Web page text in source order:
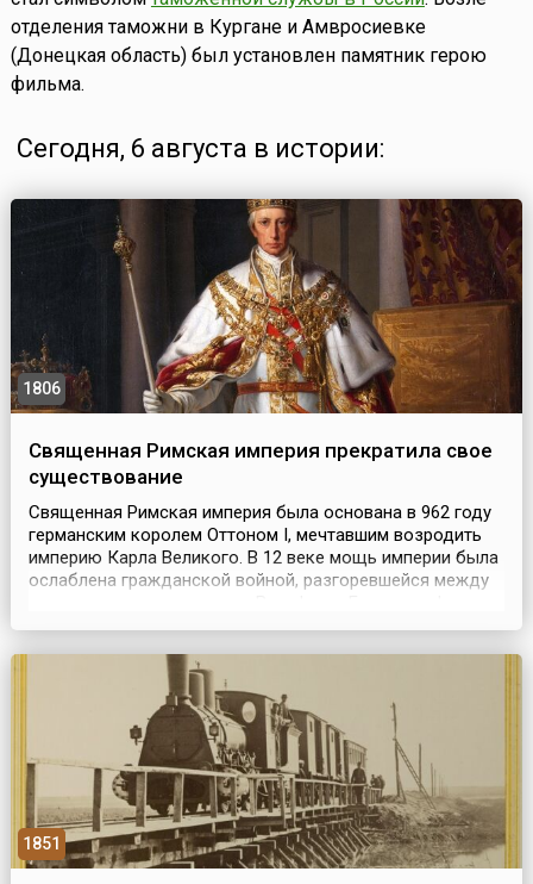
отделения таможни в Кургане и Амвросиевке
(Донецкая область) был установлен памятник герою
фильма.
Сегодня, 6 августа в истории:
1806
Священная Римская империя прекратила свое
существование
Священная Римская империя была основана в 962 году
германским королем Оттоном I, мечтавшим возродить
империю Карла Великого. В 12 веке мощь империи была
ослаблена гражданской войной, разгоревшейся между
Начиная с 1438 года императорская корона Священной
Габсбургов, которые, следуя общей тенденции, ...
1851